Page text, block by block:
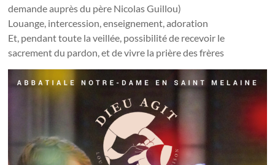
demande auprès du père Nicolas Guillou)
Louange, intercession, enseignement, adoration
Et, pendant toute la veillée, possibilité de recevoir le
sacrement du pardon, et de vivre la prière des frères